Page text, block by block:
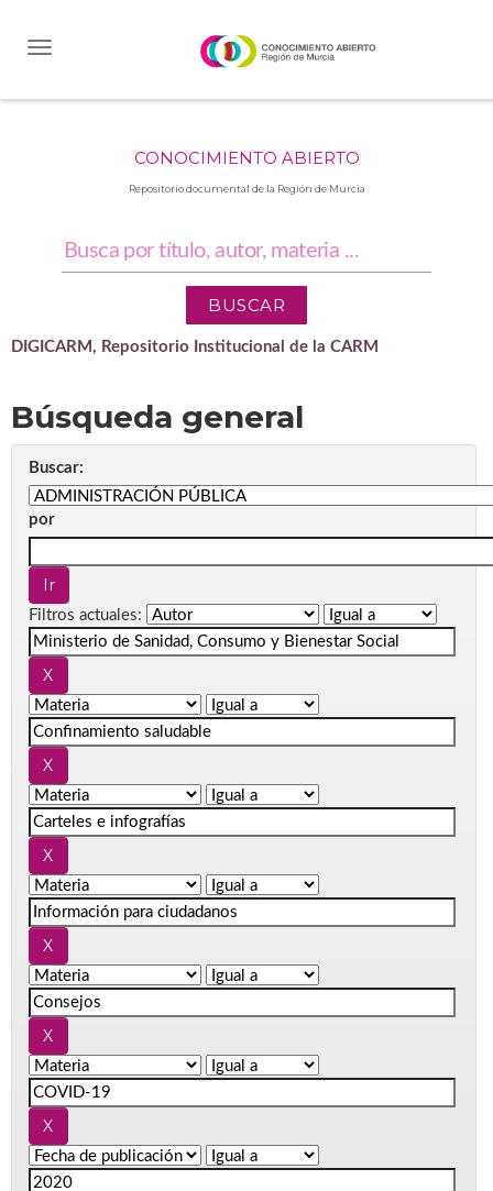
CONOCIMIENTO ABIERTO
Repositorio documental de la Región de Murcia
DIGICARM, Repositorio Institucional de la CARM
Búsqueda general
Buscar:
por
Filtros actuales: